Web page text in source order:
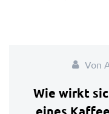
Von
Wie wirkt